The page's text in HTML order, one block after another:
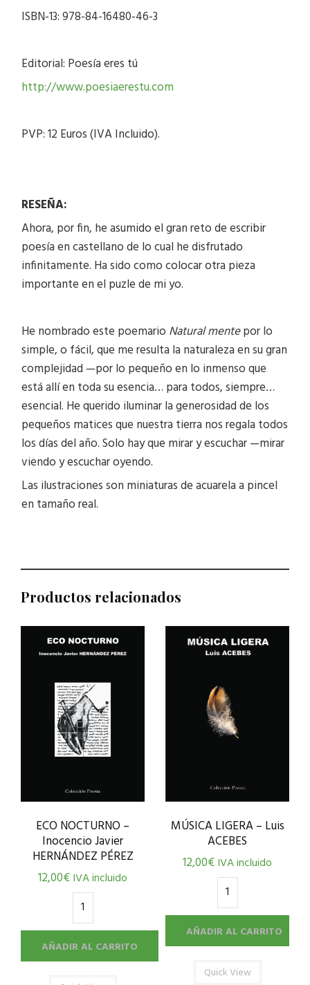
ISBN-13: 978-84-16480-46-3
Editorial: Poesía eres tú
http://www.poesiaerestu.com
PVP: 12 Euros (IVA Incluido).
RESEÑA:
Ahora, por fin, he asumido el gran reto de escribir
poesía en castellano de lo cual he disfrutado
infinitamente. Ha sido como colocar otra pieza
importante en el puzle de mi yo.
He nombrado este poemario Natural mentepor lo
simple, o fácil, que me resulta la naturaleza en su gran
complejidad —por lo pequeño en lo inmenso que
está allí en toda su esencia… para todos, siempre…
esencial. He querido iluminar la generosidad de los
pequeños matices que nuestra tierra nos regala todos
los días del año. Solo hay que mirar y escuchar —mirar
viendo y escuchar oyendo.
Las ilustraciones son miniaturas de acuarela a pincel
en tamaño real.
Productos relacionados
ECO NOCTURNO –
Inocencio Javier
HERNÁNDEZ PÉREZ
12,00€IVA incluido
AÑADIR AL CARRITO
MÚSICA LIGERA – Luis
ACEBES
12,00€IVA incluido
AÑADIR AL CARRITO
Quick View